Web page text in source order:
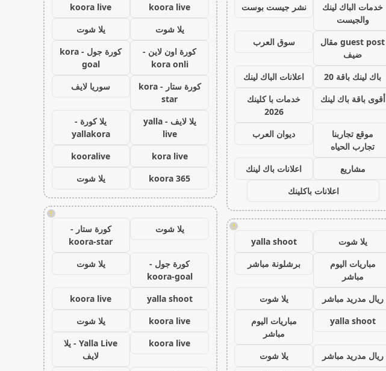
خدمات الباك لينك
والجيست
نشر جيست بوست
guest post مقال
ضيف
سوق العرب
باك لينك باقة 20
اعلانات الباك لينك
أقوى باقة باك لينك
خدمات با كلينك
2026
موقع تجاربنا
تجارب الحياه
ديوان العرب
مشاريع
اعلانات باك لينك
اعلانات باكلينك
!
يلا شوت
yalla shoot
مباريات اليوم
مباشر
برشلونة مباشر
ريال مدريد مباشر
يلا شوت
yalla shoot
مباريات اليوم
مباشر
ريال مدريد مباشر
يلا شوت
koora live
koora live
يلا شوت
يلا شوت
كورة اون لاين -
kora onli
كورة جول - kora
goal
كورة ستار - kora
star
سوريا لايف
يلا لايف - yalla
live
يلا كورة -
yallakora
kora live
kooralive
koora 365
يلا شوت
!
يلا شوت
كورة ستار -
koora-star
كورة جول -
koora-goal
يلا شوت
yalla shoot
koora live
koora live
يلا شوت
koora live
Yalla Live - يلا
لايف